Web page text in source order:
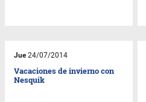
Jue24/07/2014
Vacaciones de invierno con
Nesquik